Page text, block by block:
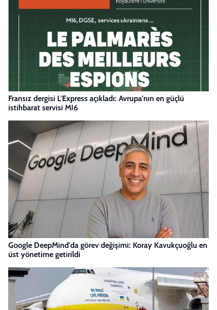
Fransız dergisi L'Express açıkladı: Avrupa'nın en güçlü
istihbarat servisi MI6
Google DeepMind'da görev değişimi: Koray Kavukçuoğlu en
üst yönetime getirildi